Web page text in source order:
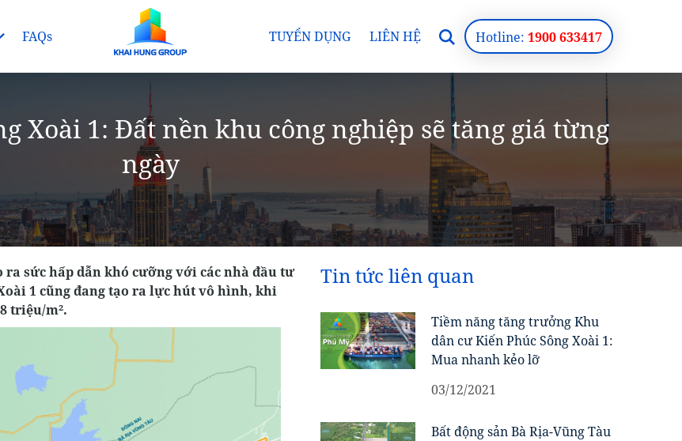
FAQs TUYỂN DỤNG LIÊN HỆ Hotline: 1900 633417
Xoài 1: Đất nền khu công nghiệp sẽ tăng giá từng
ngày
ra sức hấp dẫn khó cưỡng với các nhà đầu tư
1 cũng đang tạo ra lực hút vô hình, khi
triệu/m².
Tin tức liên quan
Tiềm năng tăng trưởng Khu
dân cư Kiến Phúc Sông Xoài 1:
Mua nhanh kẻo lỡ
03/12/2021
Bất động sản Bà Rịa-Vũng Tàu